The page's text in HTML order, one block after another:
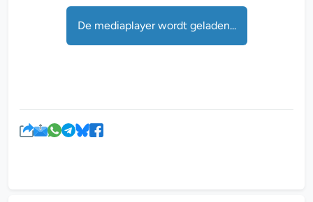
De mediaplayer wordt geladen...